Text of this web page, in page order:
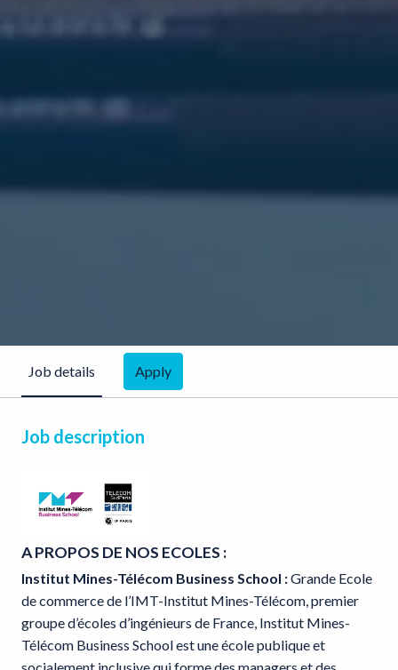
Job details Apply
Job description
A PROPOS DE NOS ECOLES :
Institut Mines-Télécom Business School :Grande Ecole
de commerce de l’IMT-Institut Mines-Télécom, premier
groupe d’écoles d’ingénieurs de France, Institut Mines-
Télécom Business School est une école publique et
socialement inclusive qui forme des managers et des